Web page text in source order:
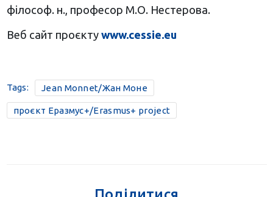
філософ. н., професор М.О. Нестерова.
Веб сайт проєкту www.cessie.eu
Tags: Jean Monnet/Жан Моне
проєкт Еразмус+/Erasmus+ project